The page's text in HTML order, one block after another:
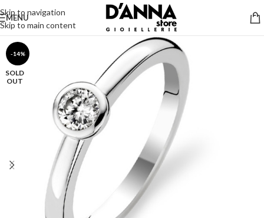
Skip to navigation
Skip to main content
MENU
-14%
SOLD
OUT